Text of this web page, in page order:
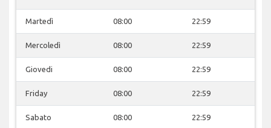
Martedì 08:00 22:59
Mercoledì 08:00 22:59
Giovedi 08:00 22:59
Friday 08:00 22:59
Sabato 08:00 22:59